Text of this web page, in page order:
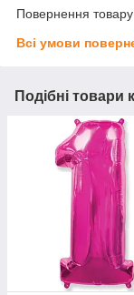
Повернення
Всі умови
Подібні товари